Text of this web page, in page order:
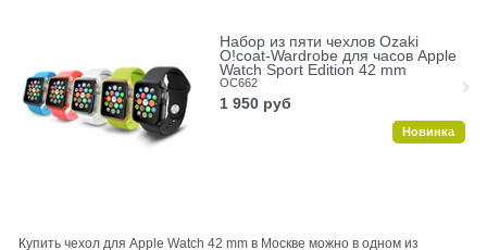
Набор из пяти чехлов Ozaki
O!coat-Wardrobe для часов Apple
Watch Sport Edition 42 mm
OC662
1 950 руб
Новинка
Купить чехол для Apple Watch 42 mm в Москве можно в одном из